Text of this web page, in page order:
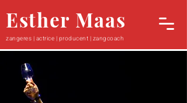
Esther Maas
zangeres | actrice | producent | zangcoach